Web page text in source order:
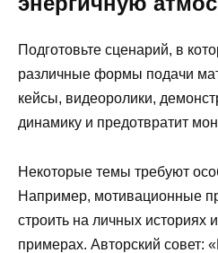
Подготовьте сценарий, в
различные формы подачи
кейсы, видеоролики,
динамику и предотвратит
Некоторые темы требуют
Например, мотивационные
строить на личных историях
примерах. Авторский совет: